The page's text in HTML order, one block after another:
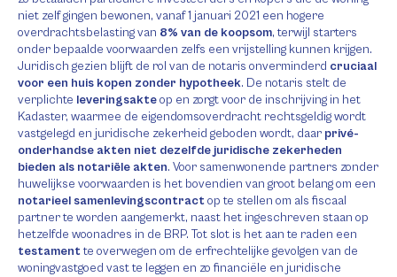
niet zelf gingen bewonen, vanaf 1 januari 2021 een hogere
overdrachtsbelasting van 8% van de koopsom, terwijl starters
onder bepaalde voorwaarden zelfs een vrijstelling kunnen krijgen.
Juridisch gezien blijft de rol van de notaris onverminderd cruciaal
voor een huis kopen zonder hypotheek. De notaris stelt de
verplichte leveringsakteop en zorgt voor de inschrijving in het
Kadaster, waarmee de eigendomsoverdracht rechtsgeldig wordt
vastgelegd en juridische zekerheid geboden wordt, daar privé-
onderhandse akten niet dezelfde juridische zekerheden
bieden als notariële akten. Voor samenwonende partners zonder
huwelijkse voorwaarden is het bovendien van groot belang om een
notarieel samenlevingscontractop te stellen om als fiscaal
partner te worden aangemerkt, naast het ingeschreven staan op
hetzelfde woonadres in de BRP. Tot slot is het aan te raden een
testamentte overwegen om de erfrechtelijke gevolgen van de
woningvastgoed vast te leggen en zo financiële en juridische